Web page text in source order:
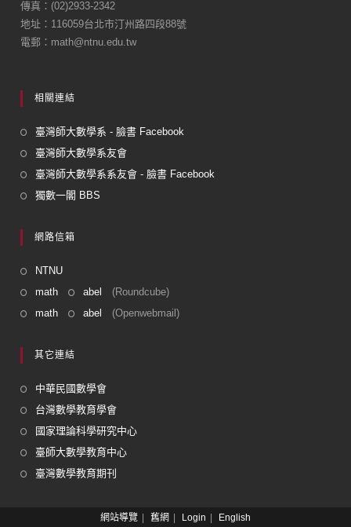
o
k
傳真：(02)2933-2342
地址：116059台北市汀州路四段88號
電郵：math@ntnu.edu.tw
相關連結
臺灣師大數學系 - 臉書 Facebook
臺灣師大數學系友會
臺灣師大數學系系友會 - 臉書 Facebook
獨數一閣 BBS
網路信箱
NTNU
math
abel
(Roundcube)
math
abel (Openwebmail)
其它連結
中華民國數學會
台灣數學教育學會
國家理論科學研究中心
臺師大數學教育中心
臺灣數學教育期刊
網站導覽 舊網 Login English